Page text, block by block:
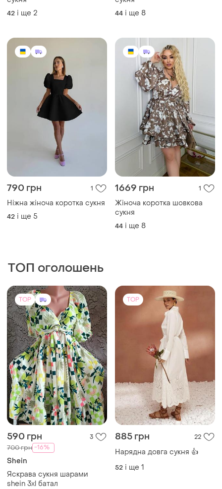
42 і ще 2 44 і ще 8
790 грн 1
Ніжна жіноча коротка сукня
42 і ще 5
1669 грн 1
Жіноча коротка шовкова
сукня
44 і ще 8
ТОП оголошень
TOP
590 грн 3
700 грн -16%
Shein
Яскрава сукня шарами
shein 3xl батал
TOP
885 грн 22
Нарядна довга сукня 👍
52 і ще 1